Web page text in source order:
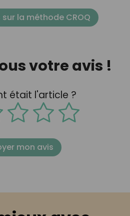
sur la méthode CROQ
votre avis !
était l'article ?
mon avis